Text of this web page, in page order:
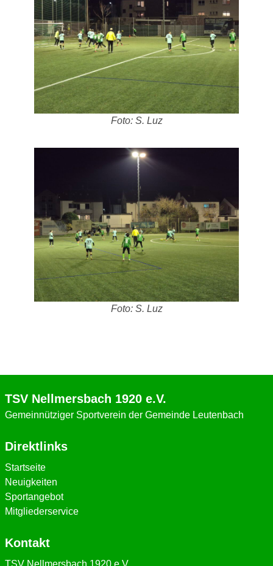
Foto: S. Luz
Foto: S. Luz
TSV Nellmersbach 1920 e.V.
Gemeinnütziger Sportverein der Gemeinde Leutenbach
Direktlinks
Startseite
Neuigkeiten
Sportangebot
Mitgliederservice
Kontakt
TSV Nellmersbach 1920 e.V.